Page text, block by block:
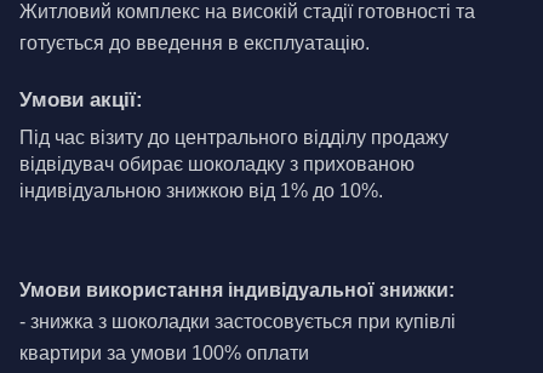
Житловий комплекс на високій стадії готовності та
готується до введення в експлуатацію.
Умови акції:
Під час візиту до центрального відділу продажу
відвідувач обирає шоколадку з прихованою
індивідуальною знижкою від 1% до 10%.
Умови використання індивідуальної знижки:
- знижка з шоколадки застосовується при купівлі
квартири за умови 100% оплати